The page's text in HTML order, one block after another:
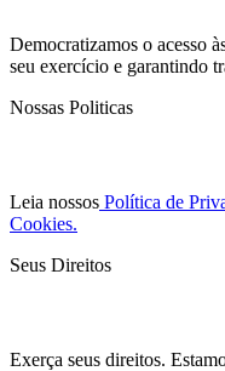
Democratizamos o acesso
seu exercício e garantindo
Nossas Politicas
Leia nossos Política de
Cookies.
Seus Direitos
Exerça seus direitos.